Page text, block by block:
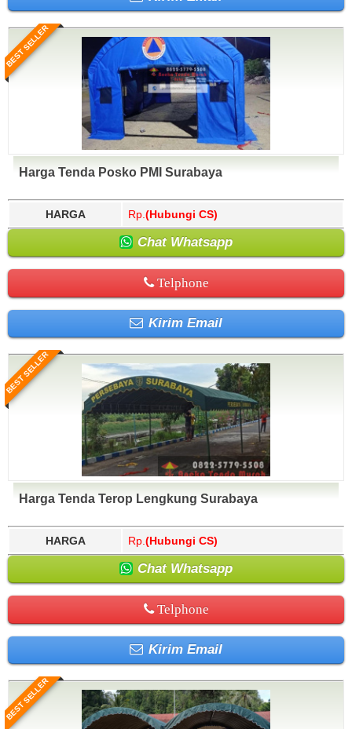
BEST SELLER
Harga Tenda Posko PMI Surabaya
HARGA Rp. (Hubungi CS)
Chat Whatsapp
Telphone
Kirim Email
BEST SELLER
Harga Tenda Terop Lengkung Surabaya
HARGA Rp. (Hubungi CS)
Chat Whatsapp
Telphone
Kirim Email
BEST SELLER